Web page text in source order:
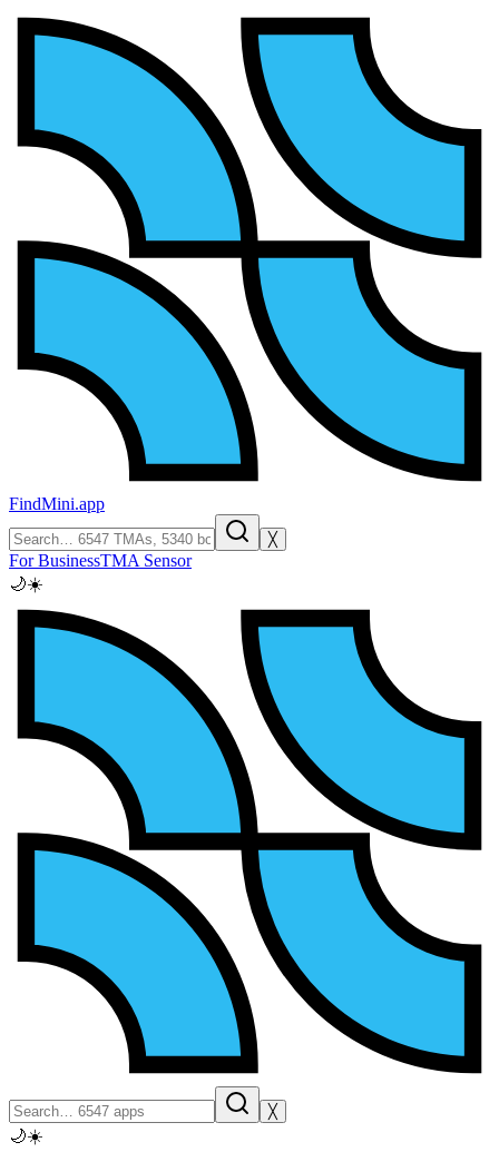
FindMini.app
╳
For BusinessTMA Sensor
🌙☀️
╳
🌙☀️